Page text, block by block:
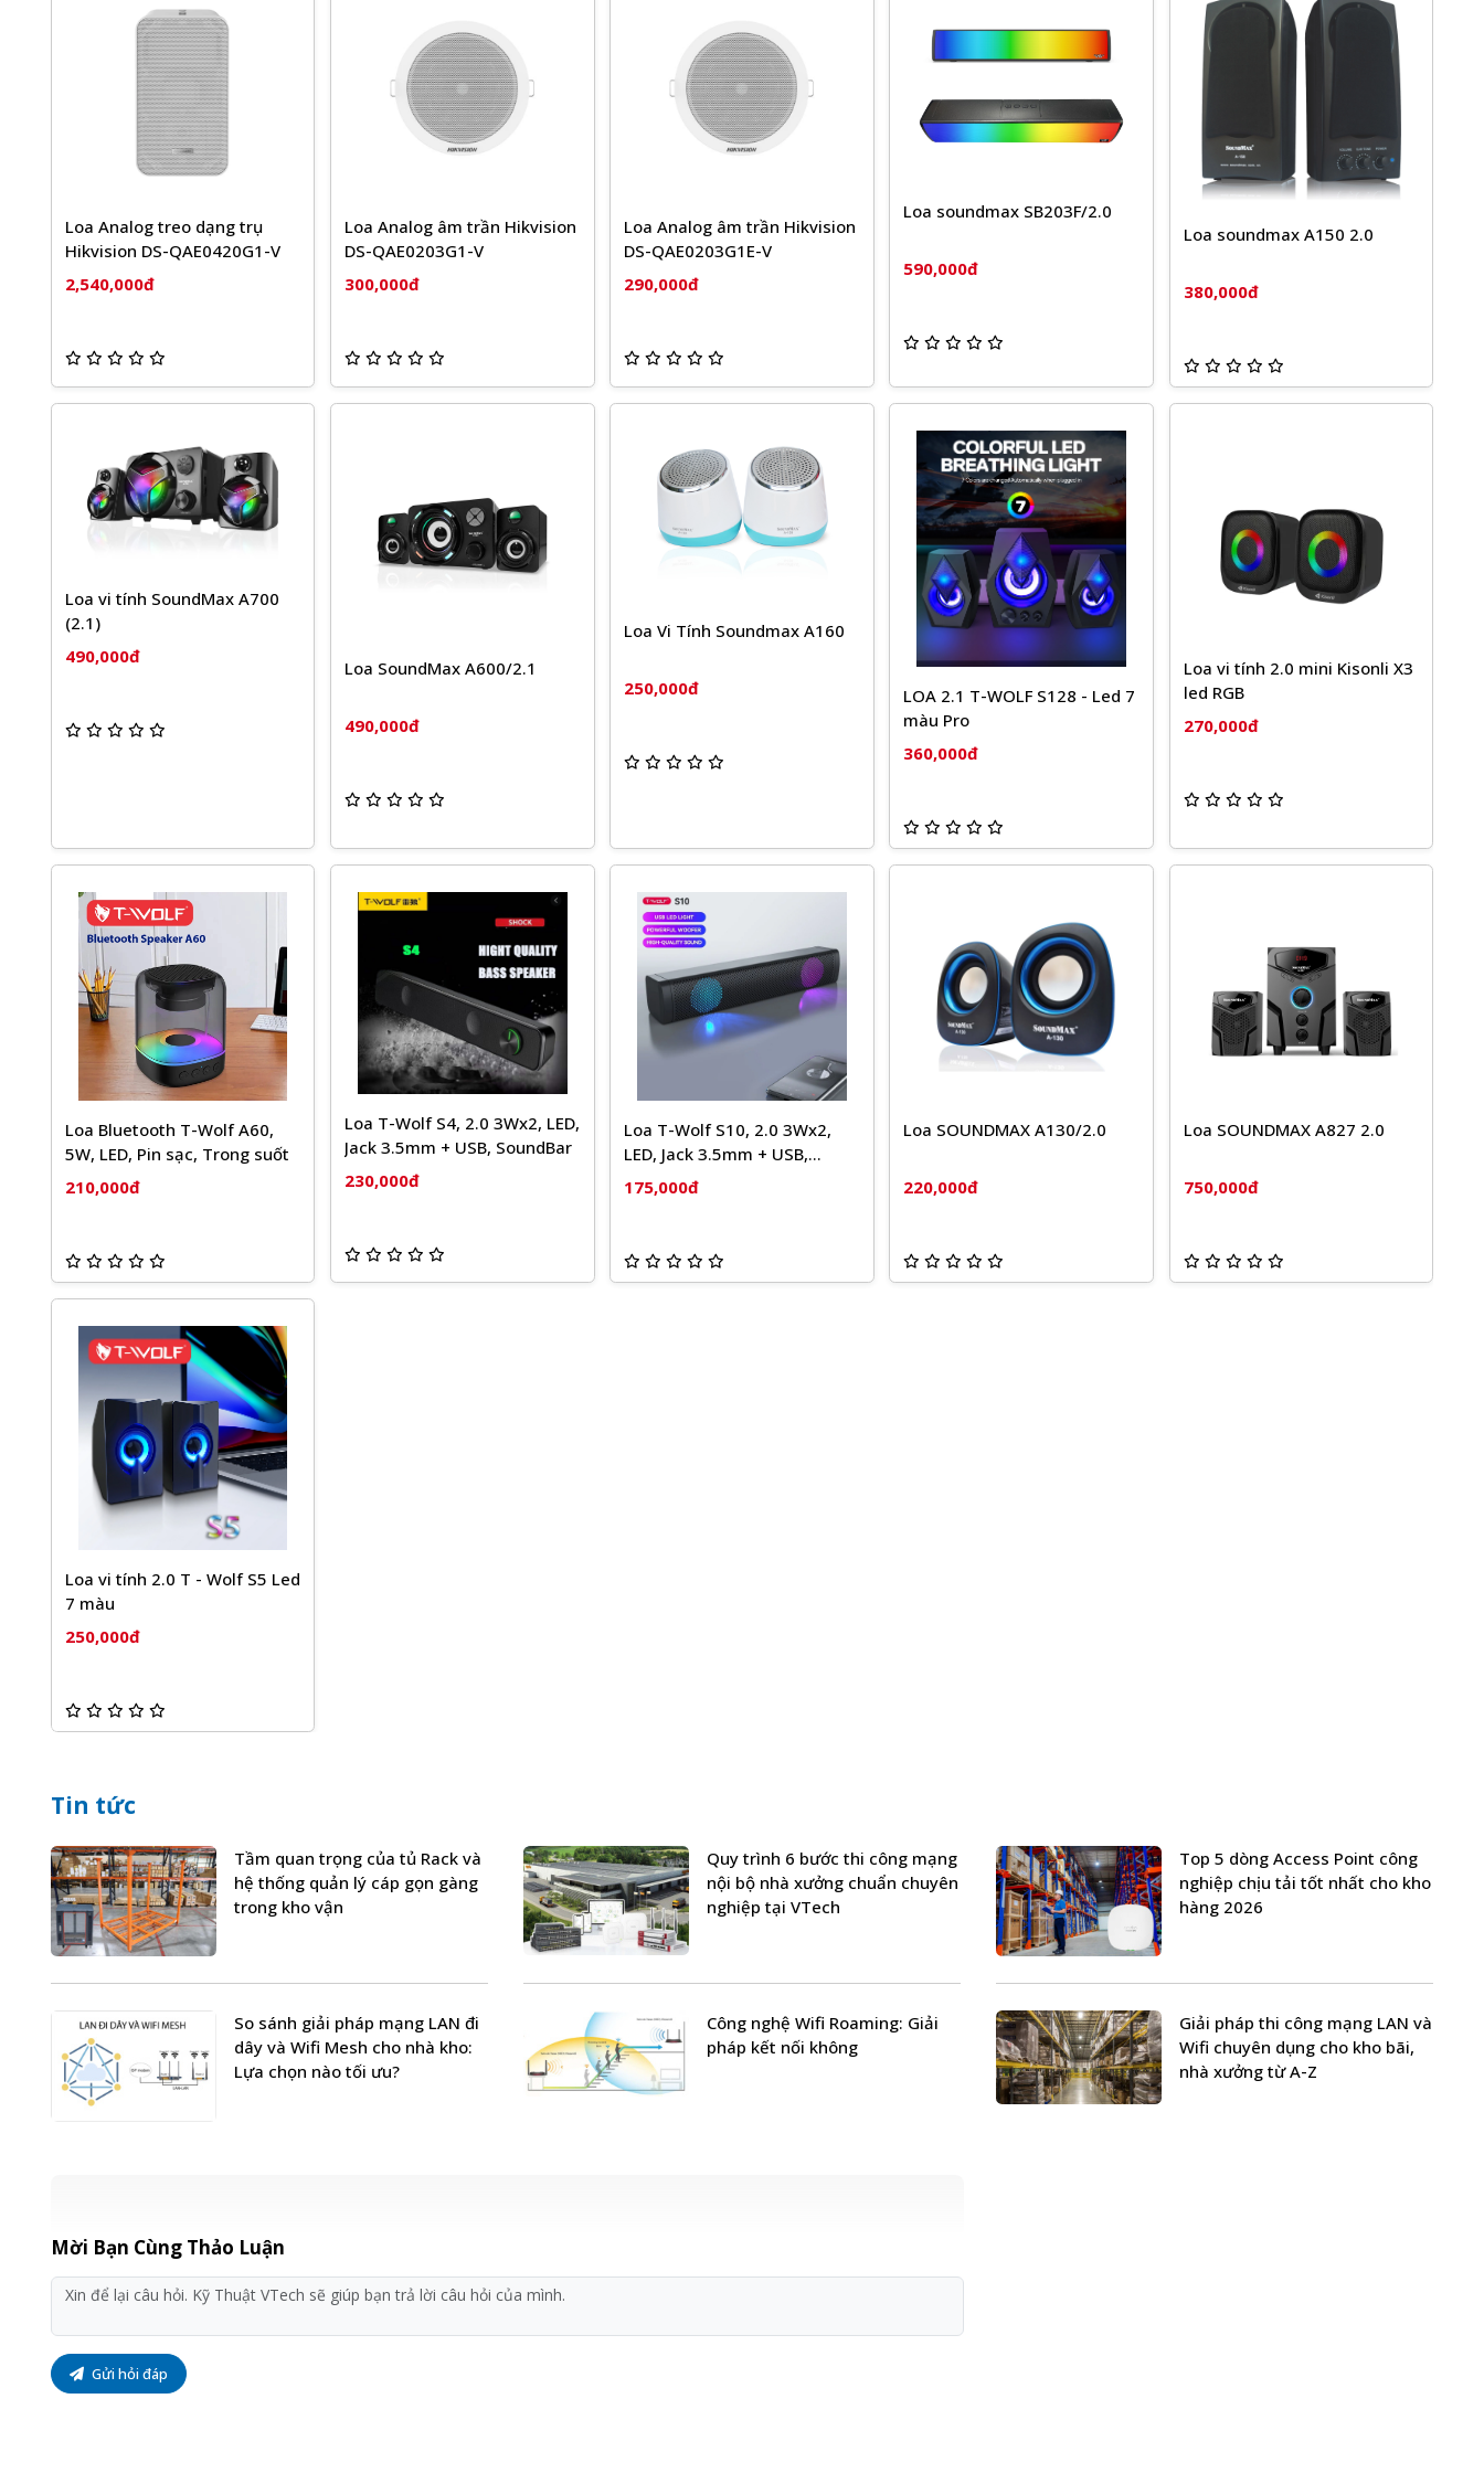
cùng tiện lợi * Thiết kế nhỏ
gọn, tinh tế đẹp mắt * Nguồn
cấp : USB (DC 5V) * Hổ trợ Win
XP-Vista-7-8-10-Mac-ios-
androi...
Loa Analog treo dạng trụ
Hikvision DS-QAE0420G1-V
2,540,000đ
Loa Analog âm trần Hikvision
DS-QAE0203G1-V
300,000đ
Loa Analog âm trần Hikvision
DS-QAE0203G1E-V
290,000đ
Loa soundmax SB203F/2.0
590,000đ
Loa soundmax A150 2.0
380,000đ
Loa vi tính SoundMax A700
(2.1)
490,000đ
Loa SoundMax A600/2.1
490,000đ
Loa Vi Tính Soundmax A160
250,000đ
LOA 2.1 T-WOLF S128 - Led 7
màu Pro
360,000đ
Loa vi tính 2.0 mini Kisonli X3
led RGB
270,000đ
Loa Bluetooth T-Wolf A60,
5W, LED, Pin sạc, Trong suốt
210,000đ
Loa T-Wolf S4, 2.0 3Wx2, LED,
Jack 3.5mm + USB, SoundBar
230,000đ
Loa T-Wolf S10, 2.0 3Wx2,
LED, Jack 3.5mm + USB,
SoundBar
175,000đ
Loa SOUNDMAX A130/2.0
220,000đ
Loa SOUNDMAX A827 2.0
750,000đ
Loa vi tính 2.0 T - Wolf S5 Led
7 màu
250,000đ
Tin tức
Tầm quan trọng của tủ Rack và
hệ thống quản lý cáp gọn gàng
trong kho vận
Quy trình 6 bước thi công mạng
nội bộ nhà xưởng chuẩn chuyên
nghiệp tại VTech
Top 5 dòng Access Point công
nghiệp chịu tải tốt nhất cho kho
hàng 2026
So sánh giải pháp mạng LAN đi
dây và Wifi Mesh cho nhà kho:
Lựa chọn nào tối ưu?
Công nghệ Wifi Roaming: Giải
pháp kết nối không
Giải pháp thi công mạng LAN và
Wifi chuyên dụng cho kho bãi,
nhà xưởng từ A-Z
Mời Bạn Cùng Thảo Luận
Gửi hỏi đáp